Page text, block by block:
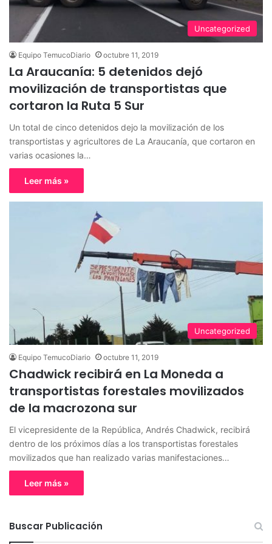
Uncategorized
Equipo TemucoDiario octubre 11, 2019
La Araucanía: 5 detenidos dejó
movilización de transportistas que
cortaron la Ruta 5 Sur
Un total de cinco detenidos dejo la movilización de los
transportistas y agricultores de La Araucanía, que cortaron en
varias ocasiones la…
Leer más »
Uncategorized
Equipo TemucoDiario octubre 11, 2019
Chadwick recibirá en La Moneda a
transportistas forestales movilizados
de la macrozona sur
El vicepresidente de la República, Andrés Chadwick, recibirá
dentro de los próximos días a los transportistas forestales
movilizados que han realizado varias manifestaciones…
Leer más »
Buscar Publicación